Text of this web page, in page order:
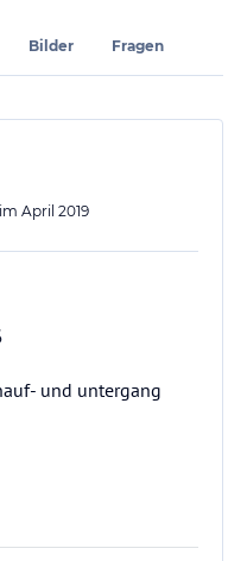
Bilder Fragen
April 2019
und untergang